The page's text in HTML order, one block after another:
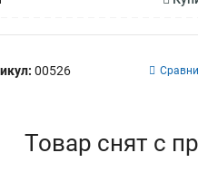
00526
Товар снят с